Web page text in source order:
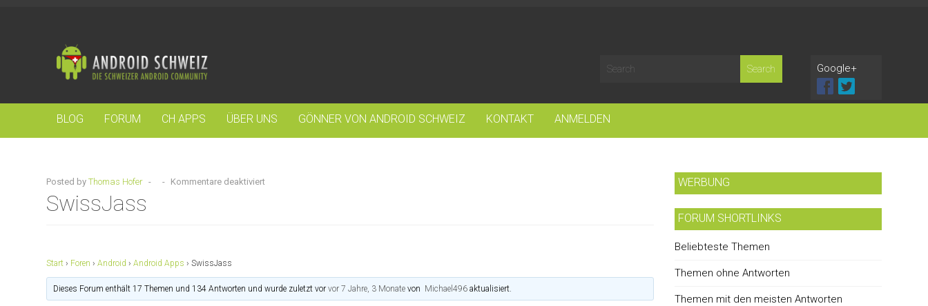
Google+
BLOG FORUM CH APPS ÜBER UNS GÖNNER VON ANDROID SCHWEIZ KONTAKT ANMELDEN
Posted by Thomas Hofer - - Kommentare deaktiviert
SwissJass
Start › Foren › Android › Android Apps › SwissJass
Dieses Forum enthält 17 Themen und 134 Antworten und wurde zuletzt vorvor 7 Jahre, 3 Monate von Michael496 aktualisiert.
WERBUNG
FORUM SHORTLINKS
Beliebteste Themen
Themen ohne Antworten
Themen mit den meisten Antworten